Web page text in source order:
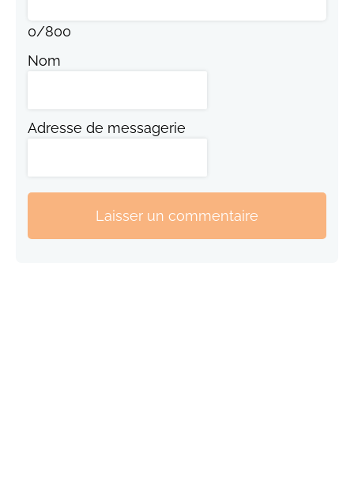
0/800
Nom
Adresse de messagerie
Laisser un commentaire